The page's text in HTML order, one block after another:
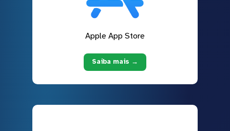
Apple App Store
Saiba mais →